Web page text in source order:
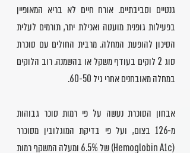
גנטיים וסביבתיים. אורח חיים לא בריא המאופיין
בפעילות גופנית מועטה ואכילת יתר, תורמים לעלית
הסיכון להופעת המחלה. מרבית החולים עם סוכרת
סוג 2 לוקים בעודף משקל או בהשמנה. רוב הלוקים
במחלה מאובחנים אחרי גיל 60-50.
אבחון הסוכרת נעשה על פי רמות סוכר גבוהות
מ-126 בצום, ועל פי בדיקת המוגלובין מסוכרר
(Hemoglobin A1c) של 6.5% ומעלה המשקף רמות